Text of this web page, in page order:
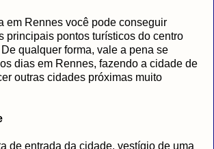
em Rennes você pode conseguir
principais pontos turísticos do centro
qualquer forma, vale a pena se
dias em Rennes, fazendo a cidade de
outras cidades próximas muito
de entrada da cidade, vestígio de uma